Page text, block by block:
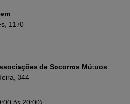
1170
de Socorros Mútuos
344
às 20:00)